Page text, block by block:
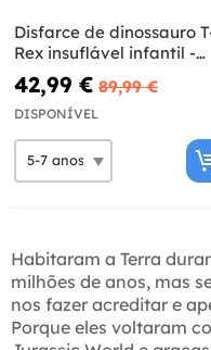
Disfarce de dinossauro
Rex insuflável infantil -
Jurassic World
42,99 € 89,99 €
DISPONÍVEL
Habitaram a Terra
milhões de anos, mas
nos fazer acreditar e
Porque eles voltaram